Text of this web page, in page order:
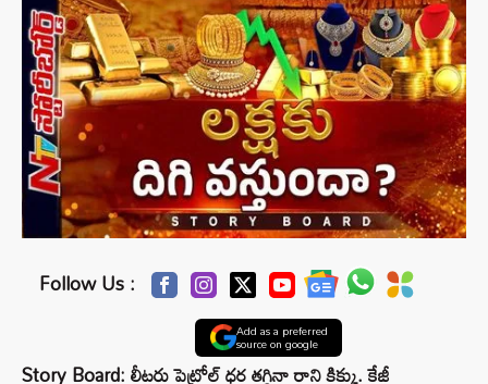
Follow Us :
Add as a preferred
source on google
Story Board: లీటరు పెట్రోల్ ధర తగ్గినా రాని కిక్కు. కేజీ